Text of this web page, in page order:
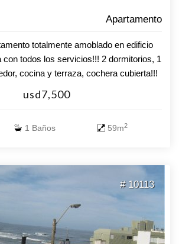
Apartamento
totalmente amoblado en edificio
con todos los servicios!!! 2 dormitorios, 1
cocina y terraza, cochera cubierta!!!
usd7,500
1 Baños 59m2
# 10113